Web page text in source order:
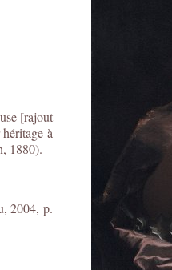
[rajout
à
1880).
2004, p.